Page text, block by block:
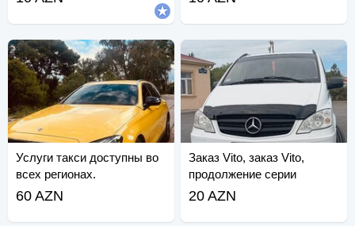
Услуги такси доступны во
всех регионах.
60 AZN
Заказ Vito, заказ Vito,
продолжение серии
20 AZN